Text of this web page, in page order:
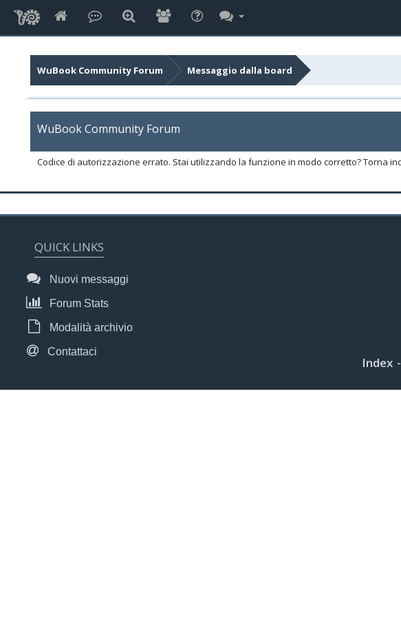
WuBook Community Forum Messaggio dalla board
WuBook Community Forum
Codice di autorizzazione errato. Stai utilizzando la funzione in modo corretto? Torna
QUICK LINKS
Nuovi messaggi
Forum Stats
Modalità archivio
Contattaci
Index